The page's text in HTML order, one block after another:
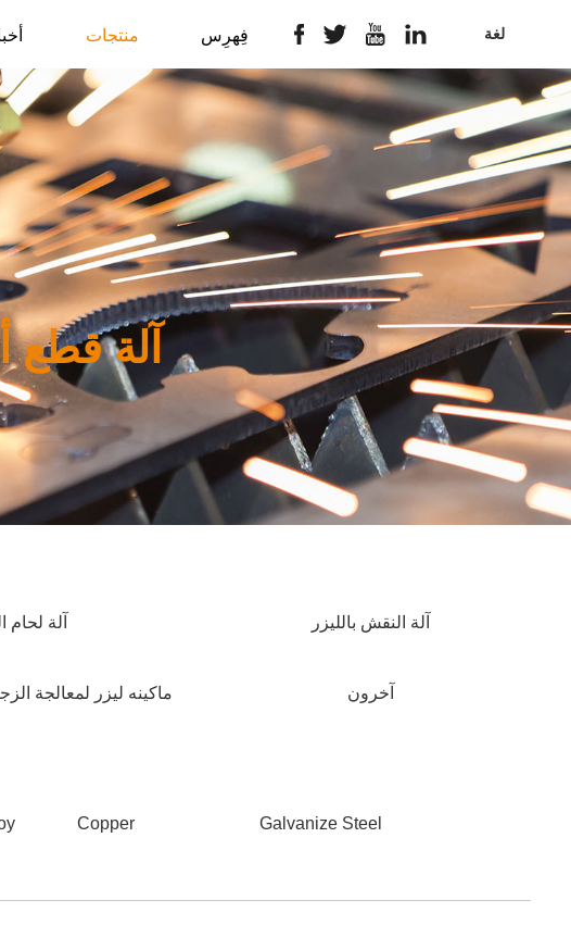
فِهرِس منتجات لغة
آلة قطع
آلة لحام آلة النقش بالليزر
ماكينه ليزر لمعالجة آخرون
Copper Galvanize Steel